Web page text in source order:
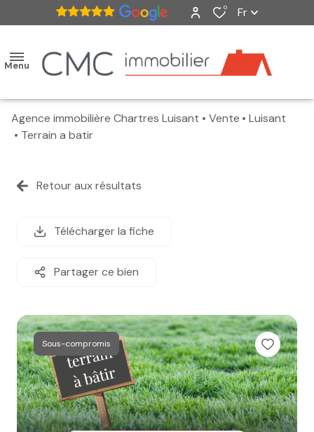
0 Fr
Menu
accueil
vendus
estimation
e-mail
notre
agence
nos
Agence immobilière Chartres Luisant Vente
Luisant
Terrain a batir
Retour aux résultats
Télécharger la fiche
Partager ce bien
Sous-compromis